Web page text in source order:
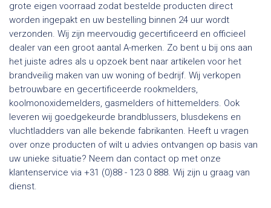
grote eigen voorraad zodat bestelde producten direct
worden ingepakt en uw bestelling binnen 24 uur wordt
verzonden. Wij zijn meervoudig gecertificeerd en officieel
dealer van een groot aantal A-merken. Zo bent u bij ons aan
het juiste adres als u opzoek bent naar artikelen voor het
brandveilig maken van uw woning of bedrijf. Wij verkopen
betrouwbare en gecertificeerde rookmelders,
koolmonoxidemelders, gasmelders of hittemelders. Ook
leveren wij goedgekeurde brandblussers, blusdekens en
vluchtladders van alle bekende fabrikanten. Heeft u vragen
over onze producten of wilt u advies ontvangen op basis van
uw unieke situatie? Neem dan contact op met onze
klantenservice via +31 (0)88 - 123 0 888. Wij zijn u graag van
dienst.